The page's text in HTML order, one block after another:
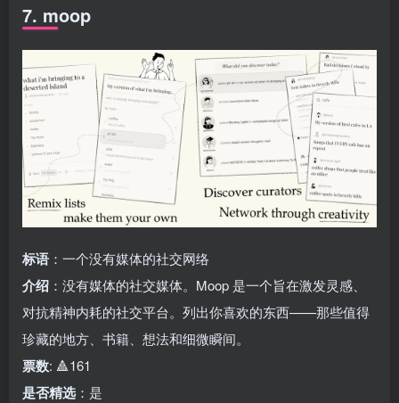
7. moop
标语 ：一个没有媒体的社交网络
介绍 ：没有媒体的社交媒体。Moop 是一个旨在激发灵感、
对抗精神内耗的社交平台。列出你喜欢的东西——那些值得
珍藏的地方、书籍、想法和细微瞬间。
票数: 🔺161
是否精选 ：是